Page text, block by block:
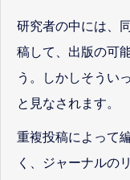
研究者の中には、
稿して、出版の可
う。しかしそうい
と見なされます。
重複投稿によって
く、ジャーナルの